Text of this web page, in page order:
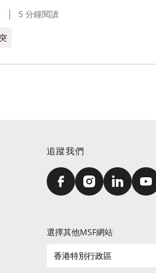
5 分鐘閱讀
追蹤我們
選擇其他MSF網站
香港特別行政區